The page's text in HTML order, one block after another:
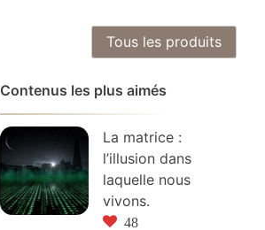
Tous les produits
Contenus les plus aimés
La matrice :
l’illusion dans
laquelle nous
vivons.
48